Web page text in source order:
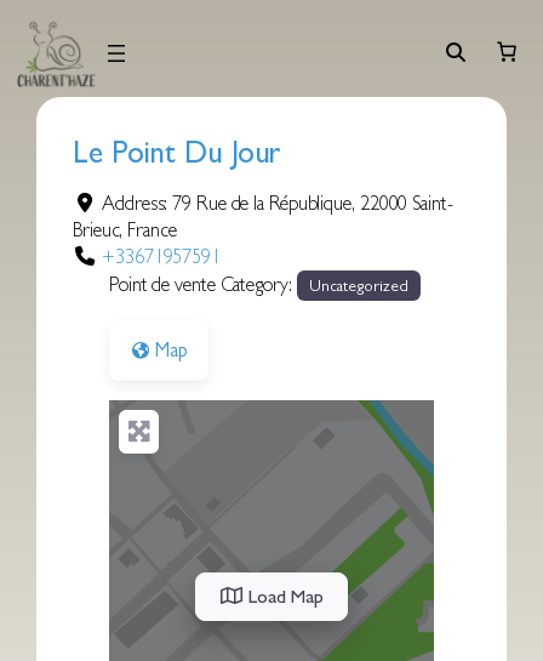
contenu
Le Point Du Jour
Address:79 Rue de la République, 22000 Saint-
Brieuc, France
+33671957591
Point de vente Category:
Uncategorized
Map
Load Map